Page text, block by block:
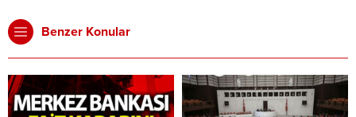
Benzer Konular